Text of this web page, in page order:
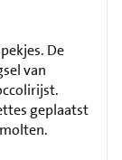
De
van
geplaatst